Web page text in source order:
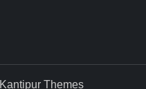
Kantipur Themes